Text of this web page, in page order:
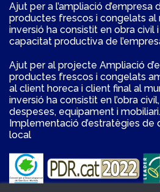
Ajut per a l’ampliació
productes frescos i congelats al
inversió ha consistit en obra civil
capacitat productiva de
Ajut per al projecte Ampliació
productes frescos i congelats
al client horeca i client final al
inversió ha consistit en l’obra
despeses, equipament i
Implementació d’estratègies
local